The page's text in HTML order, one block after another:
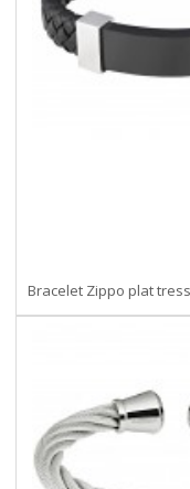
Bracelet Zippo plat